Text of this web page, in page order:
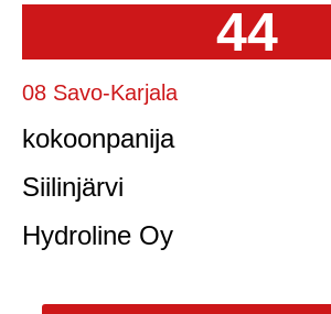
44
08 Savo-Karjala
kokoonpanija
Siilinjärvi
Hydroline Oy